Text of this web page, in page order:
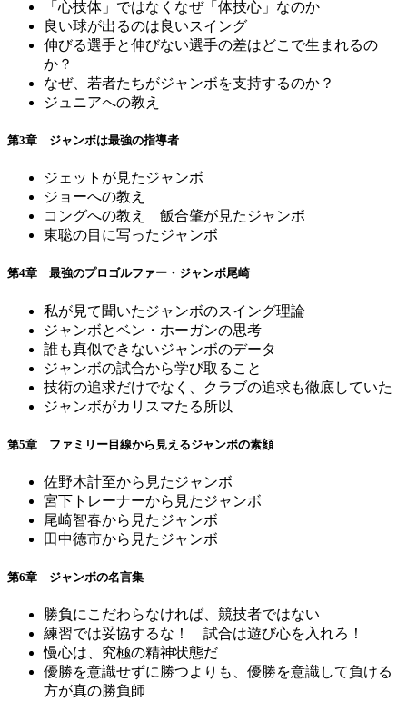
「心技体」ではなくなぜ「体技心」なのか
良い球が出るのは良いスイング
伸びる選手と伸びない選手の差はどこで生まれるの
か？
なぜ、若者たちがジャンボを支持するのか？
ジュニアへの教え
第3章 ジャンボは最強の指導者
ジェットが見たジャンボ
ジョーへの教え
コングへの教え 飯合肇が見たジャンボ
東聡の目に写ったジャンボ
第4章 最強のプロゴルファー・ジャンボ尾崎
私が見て聞いたジャンボのスイング理論
ジャンボとベン・ホーガンの思考
誰も真似できないジャンボのデータ
ジャンボの試合から学び取ること
技術の追求だけでなく、クラブの追求も徹底していた
ジャンボがカリスマたる所以
第5章 ファミリー目線から見えるジャンボの素顔
佐野木計至から見たジャンボ
宮下トレーナーから見たジャンボ
尾崎智春から見たジャンボ
田中徳市から見たジャンボ
第6章 ジャンボの名言集
勝負にこだわらなければ、競技者ではない
練習では妥協するな！ 試合は遊び心を入れろ！
慢心は、究極の精神状態だ
優勝を意識せずに勝つよりも、優勝を意識して負ける
方が真の勝負師